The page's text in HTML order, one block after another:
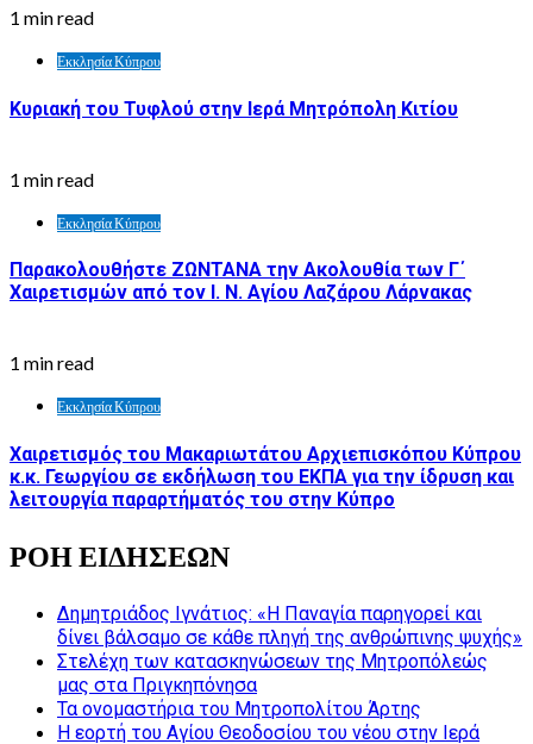
1 min read
Εκκλησία Κύπρου
Κυριακή του Τυφλού στην Ιερά Μητρόπολη Κιτίου
1 min read
Εκκλησία Κύπρου
Παρακολουθήστε ΖΩΝΤΑΝΑ την Ακολουθία των Γ΄
Χαιρετισμών από τον Ι. Ν. Αγίου Λαζάρου Λάρνακας
1 min read
Εκκλησία Κύπρου
Χαιρετισμός του Μακαριωτάτου Αρχιεπισκόπου Κύπρου
κ.κ. Γεωργίου σε εκδήλωση του ΕΚΠΑ για την ίδρυση και
λειτουργία παραρτήματός του στην Κύπρο
ΡΟΗ ΕΙΔΗΣΕΩΝ
Δημητριάδος Ιγνάτιος: «Η Παναγία παρηγορεί και
δίνει βάλσαμο σε κάθε πληγή της ανθρώπινης ψυχής»
Στελέχη των κατασκηνώσεων της Μητροπόλεώς
μας στα Πριγκηπόνησα
Τα ονομαστήρια του Μητροπολίτου Άρτης
Η εορτή του Αγίου Θεοδοσίου του νέου στην Ιερά